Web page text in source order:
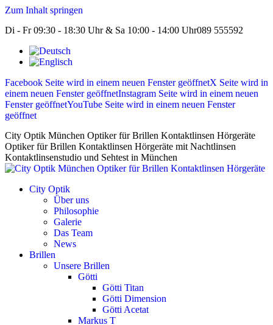
Zum Inhalt springen
Di - Fr 09:30 - 18:30 Uhr & Sa 10:00 - 14:00 Uhr089 555592
Facebook Seite wird in einem neuen Fenster geöffnetX Seite wird in
einem neuen Fenster geöffnetInstagram Seite wird in einem neuen
Fenster geöffnetYouTube Seite wird in einem neuen Fenster
geöffnet
City Optik München Optiker für Brillen Kontaktlinsen Hörgeräte
Optiker für Brillen Kontaktlinsen Hörgeräte mit Nachtlinsen
Kontaktlinsenstudio und Sehtest in München
City Optik
Über uns
Philosophie
Galerie
Das Team
News
Brillen
Unsere Brillen
Götti
Götti Titan
Götti Dimension
Götti Acetat
Markus T